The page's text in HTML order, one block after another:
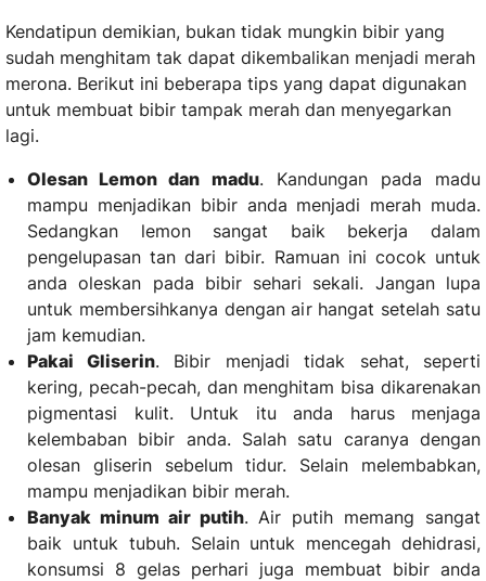
Kendatipun demikian, bukan tidak mungkin bibir yang
sudah menghitam tak dapat dikembalikan menjadi merah
merona. Berikut ini beberapa tips yang dapat digunakan
untuk membuat bibir tampak merah dan menyegarkan
lagi.
Olesan Lemon dan madu. Kandungan pada madu
mampu menjadikan bibir anda menjadi merah muda.
Sedangkan lemon sangat baik bekerja dalam
pengelupasan tan dari bibir. Ramuan ini cocok untuk
anda oleskan pada bibir sehari sekali. Jangan lupa
untuk membersihkanya dengan air hangat setelah satu
jam kemudian.
Pakai Gliserin. Bibir menjadi tidak sehat, seperti
kering, pecah-pecah, dan menghitam bisa dikarenakan
pigmentasi kulit. Untuk itu anda harus menjaga
kelembaban bibir anda. Salah satu caranya dengan
olesan gliserin sebelum tidur. Selain melembabkan,
mampu menjadikan bibir merah.
Banyak minum air putih. Air putih memang sangat
baik untuk tubuh. Selain untuk mencegah dehidrasi,
konsumsi 8 gelas perhari juga membuat bibir anda